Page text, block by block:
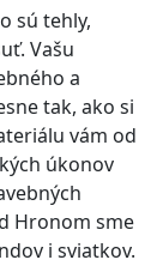
sú tehly,
Vašu
a
tak, ako si
vám od
úkonov
Hronom sme
i sviatkov.